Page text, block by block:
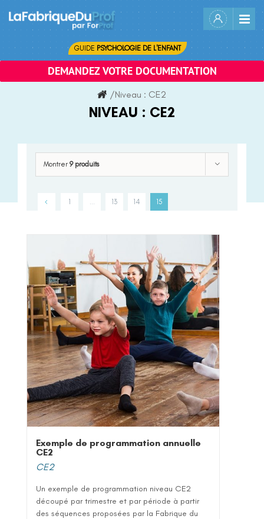
content
GUIDE PSYCHOLOGIE DE L'ENFANT
DEMANDEZ VOTRE DOCUMENTATION
/Niveau : CE2
NIVEAU : CE2
Montrer 9 produits
1 13 14 15
Exemple de programmation annuelle
CE2
CE2
Un exemple de programmation niveau CE2
découpé par trimestre et par période à partir
des séquences proposées par la Fabrique du